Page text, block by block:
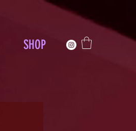
SHOP